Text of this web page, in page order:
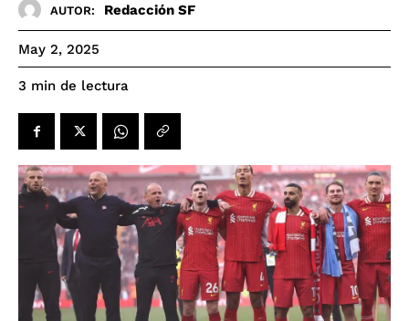
AUTOR: Redacción SF
May 2, 2025
3 min de lectura